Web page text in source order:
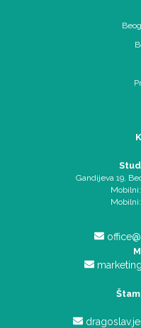
Gandijeva 19,
Mobilni:
Mobilni: